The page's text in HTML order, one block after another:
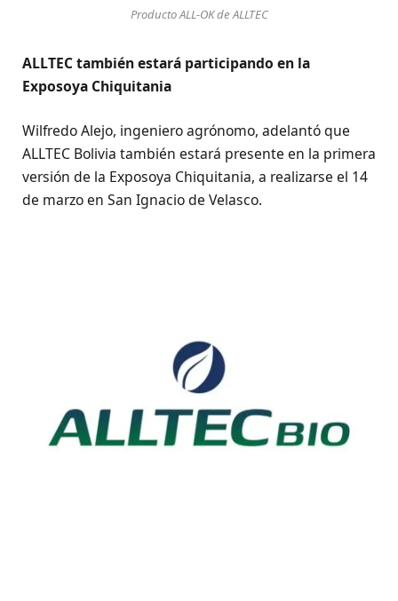
Producto ALL-OK de ALLTEC
ALLTEC también estará participando en la
Exposoya Chiquitania
Wilfredo Alejo, ingeniero agrónomo, adelantó que
ALLTEC Bolivia también estará presente en la primera
versión de la Exposoya Chiquitania, a realizarse el 14
de marzo en San Ignacio de Velasco.